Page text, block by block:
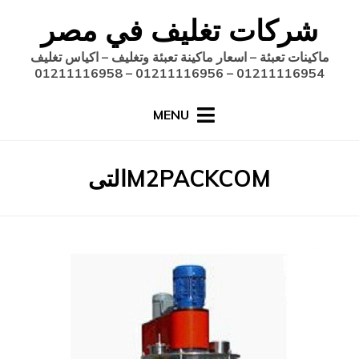
content
شركات تغليف في مصر
ماكينات تعبئة – اسعار ماكينة تعبئة وتغليف – اكياس تغليف
01211116954 – 01211116956 – 01211116958
MENU
الوسم
:
M2PACKCOMالتى